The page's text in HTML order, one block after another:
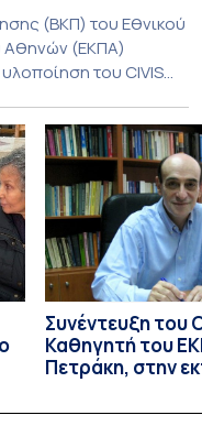
(ΒΚΠ) του Εθνικού
Αθηνών (ΕΚΠΑ)
του CIVIS
το οποίο
και δια ζώσης
έως τις 10 Ιουλίου
Συνέντευξη του
Καθηγητή του
Πετράκη, στην